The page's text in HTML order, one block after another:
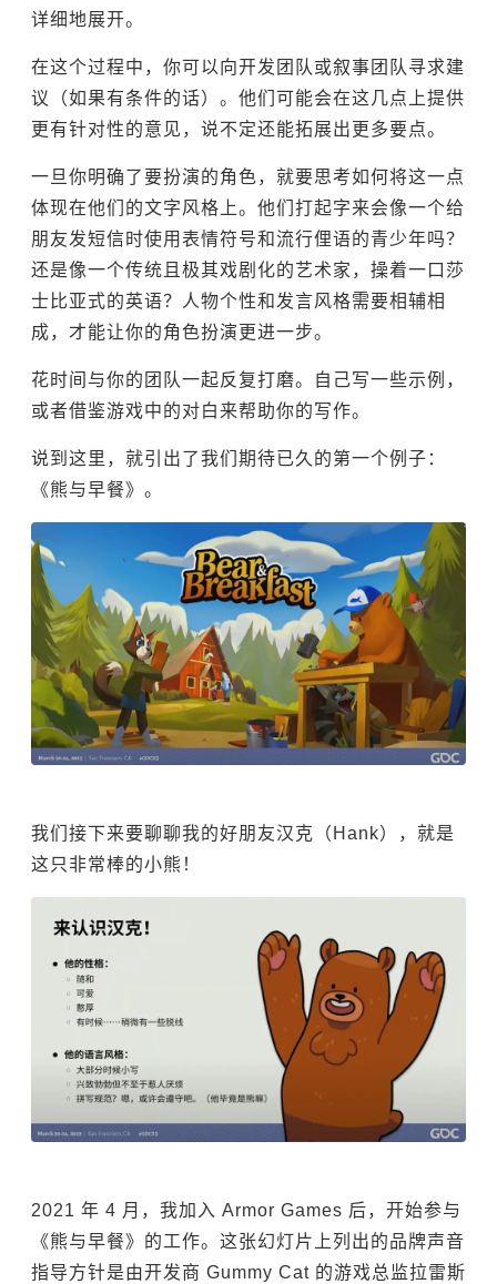
详细地展开。
在这个过程中，你可以向开发团队或叙事团队寻求建
议（如果有条件的话）。他们可能会在这几点上提供
更有针对性的意见，说不定还能拓展出更多要点。
一旦你明确了要扮演的角色，就要思考如何将这一点
体现在他们的文字风格上。他们打起字来会像一个给
朋友发短信时使用表情符号和流行俚语的青少年吗？
还是像一个传统且极其戏剧化的艺术家，操着一口莎
士比亚式的英语？人物个性和发言风格需要相辅相
成，才能让你的角色扮演更进一步。
花时间与你的团队一起反复打磨。自己写一些示例，
或者借鉴游戏中的对白来帮助你的写作。
说到这里，就引出了我们期待已久的第一个例子：
《熊与早餐》。
我们接下来要聊聊我的好朋友汉克（Hank），就是
这只非常棒的小熊！
2021 年 4 月，我加入 Armor Games 后，开始参与
《熊与早餐》的工作。这张幻灯片上列出的品牌声音
指导方针是由开发商 Gummy Cat 的游戏总监拉雷斯